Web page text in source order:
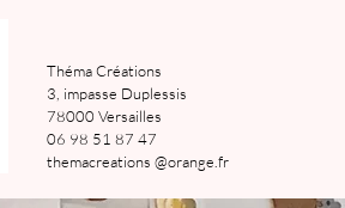
Théma Créations
3, impasse Duplessis
78000 Versailles
06 98 51 87 47
themacreations @orange.fr